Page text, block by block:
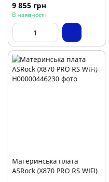
9 855 грн
В наявності
Материнська плата
ASRock (X870 PRO RS WIFI)